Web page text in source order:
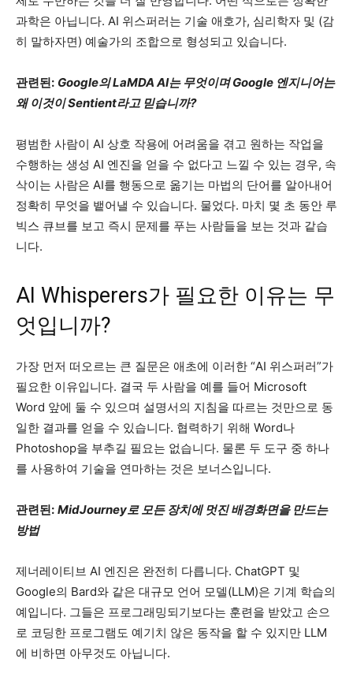
과학은 아닙니다. AI 위스퍼러는 기술 애호가, 심리학자 및 (감
히 말하자면) 예술가의 조합으로 형성되고 있습니다.
관련된: Google의 LaMDA AI는 무엇이며 Google 엔지니어는
왜 이것이 Sentient라고 믿습니까?
평범한 사람이 AI 상호 작용에 어려움을 겪고 원하는 작업을
수행하는 생성 AI 엔진을 얻을 수 없다고 느낄 수 있는 경우, 속
삭이는 사람은 AI를 행동으로 옮기는 마법의 단어를 알아내어
정확히 무엇을 뱉어낼 수 있습니다. 물었다. 마치 몇 초 동안 루
빅스 큐브를 보고 즉시 문제를 푸는 사람들을 보는 것과 같습
니다.
AI Whisperers가 필요한 이유는 무
엇입니까?
가장 먼저 떠오르는 큰 질문은 애초에 이러한 “AI 위스퍼러”가
필요한 이유입니다. 결국 두 사람을 예를 들어 Microsoft
Word 앞에 둘 수 있으며 설명서의 지침을 따르는 것만으로 동
일한 결과를 얻을 수 있습니다. 협력하기 위해 Word나
Photoshop을 부추길 필요는 없습니다. 물론 두 도구 중 하나
를 사용하여 기술을 연마하는 것은 보너스입니다.
관련된: MidJourney로 모든 장치에 멋진 배경화면을 만드는
방법
제너레이티브 AI 엔진은 완전히 다릅니다. ChatGPT 및
Google의 Bard와 같은 대규모 언어 모델(LLM)은 기계 학습의
예입니다. 그들은 프로그래밍되기보다는 훈련을 받았고 손으
로 코딩한 프로그램도 예기치 않은 동작을 할 수 있지만 LLM
에 비하면 아무것도 아닙니다.